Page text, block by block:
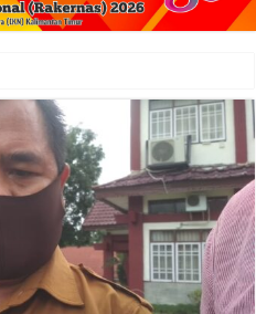
Tunjangan Pemdes dan BPD di